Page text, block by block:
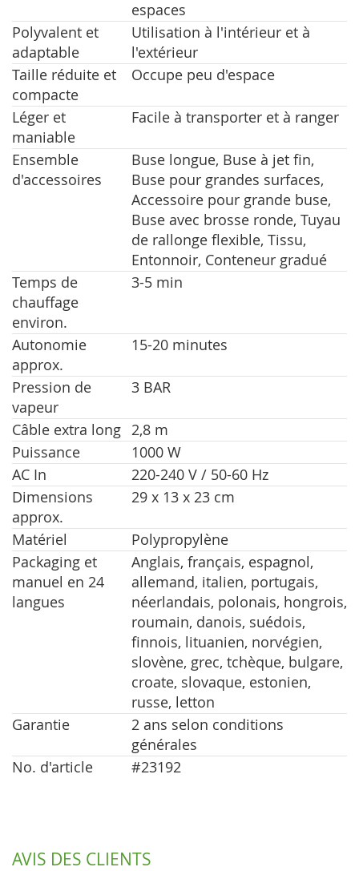
espaces
Polyvalent et
adaptable
Utilisation à l'intérieur et à
l'extérieur
Taille réduite et
compacte
Occupe peu d'espace
Léger et
maniable
Facile à transporter et à ranger
Ensemble
d'accessoires
Buse longue, Buse à jet fin,
Buse pour grandes surfaces,
Accessoire pour grande buse,
Buse avec brosse ronde, Tuyau
de rallonge flexible, Tissu,
Entonnoir, Conteneur gradué
Temps de
chauffage
environ.
3-5 min
Autonomie
approx.
15-20 minutes
Pression de
vapeur
3 BAR
Câble extra long 2,8 m
Puissance
1000 W
AC In
220-240 V / 50-60 Hz
Dimensions
approx.
29 x 13 x 23 cm
Matériel
Polypropylène
Packaging et
manuel en 24
langues
Anglais, français, espagnol,
allemand, italien, portugais,
néerlandais, polonais, hongrois,
roumain, danois, suédois,
finnois, lituanien, norvégien,
slovène, grec, tchèque, bulgare,
croate, slovaque, estonien,
russe, letton
Garantie
2 ans selon conditions
générales
No. d'article
#23192
AVIS DES CLIENTS